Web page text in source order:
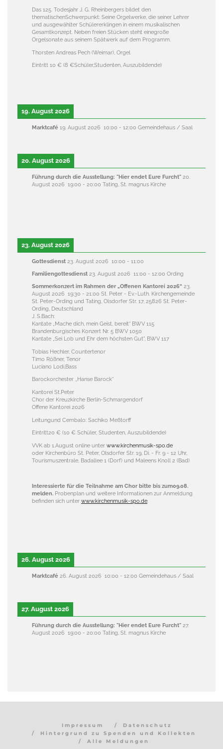
Das 125. Todesjahr J. G. Rheinbergers bildet den
thematischenSchwerpunkt: Seine Orgelwerke, die seiner Lehrer
und ausgewählter Schülererklingen in einem musikalischen
Gesamtkonzept. Neben freien Stücken steht einegroße
Orgelsonate aus seinem Spätwerk auf dem Programm.
Thorsten Andreas Pech (Weimar), Orgel
Eintritt 10 € (8 €Schü ler,Studenten, Auszubildende)
19. August 2026
Marktcafé 19. August 2026 10:00 - 12:00 Gemeindehaus / Saal
20. August 2026
Führung durch die Ausstellung: "Hier endet Eure Furcht" 20.
August 2026 19:00 - 20:00 Tating, St. magnus Kirche
23. August 2026
Gottesdienst 23. August 2026 10:00 - 11:00
Familiengottesdienst 23. August 2026 11:00 - 12:00 Ording
Sommerkonzert im Rahmen der „Offenen Kantorei 2026“ 23.
August 2026 19:30 - 21:00 St. Peter - Ev.-Luth. Kirchengemeinde
St. Peter-Ording und Tating, Olsdorfer Str. 17, 25826 St. Peter-
Ording, Deutschland
J. S.Bach:
Kantate „Mache dich, mein Geist, bereit“ BWV 115
Brandenburgisches Konzert Nr. 5 BWV 1050
Kantate „Sei Lob und Ehr dem höchsten Gut", BWV 117
Tobias Hechler, Countertenor
Timo Rößner, Tenor
Luciano Lodi,Bass
Barockorchester „Hanse Barock“
Kantorei St.Peter
Chor der Kreuzkirche Berlin-Schmargendorf
Offene Kantorei 2026
Leitungund Cembalo: Sachiko Meßtorff
Eintritt20 € (10 € Schüler, Studenten, Auszubildende)
VVK ab 1.August online unter www.kirchenmusik-spo.de
oder Kirchenbüro St. Peter, Olsdorfer Str. 19, Di. - Fr. 9 - 12 Uhr,
Tourismuszentrale, Badallee 1 (Dorf) und Maleens Knoll 2 (Bad)
Interessierte für die Teilnahme am Chor bitte bis zum09.08.
melden. Probenplan und weitere Informationen zur Anmeldung
befinden sich unter www.kirchenmusik-spo.de
26. August 2026
Marktcafé 26. August 2026 10:00 - 12:00 Gemeindehaus / Saal
27. August 2026
Führung durch die Ausstellung: "Hier endet Eure Furcht" 27.
August 2026 19:00 - 20:00 Tating, St. magnus Kirche
Impressum
Datenschutz
Hintergrund zu Spenden und Kollekten
Alle Meldungen